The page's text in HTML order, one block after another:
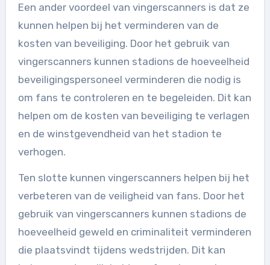
Een ander voordeel van vingerscanners is dat ze
kunnen helpen bij het verminderen van de
kosten van beveiliging. Door het gebruik van
vingerscanners kunnen stadions de hoeveelheid
beveiligingspersoneel verminderen die nodig is
om fans te controleren en te begeleiden. Dit kan
helpen om de kosten van beveiliging te verlagen
en de winstgevendheid van het stadion te
verhogen.
Ten slotte kunnen vingerscanners helpen bij het
verbeteren van de veiligheid van fans. Door het
gebruik van vingerscanners kunnen stadions de
hoeveelheid geweld en criminaliteit verminderen
die plaatsvindt tijdens wedstrijden. Dit kan